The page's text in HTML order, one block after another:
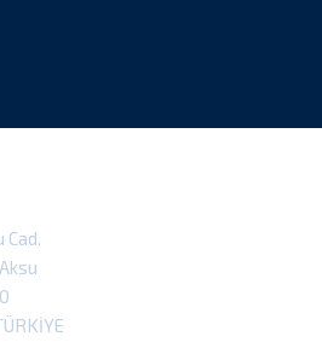
KAYAR ÇATI SİSTEMİ,
ANİMASYONU